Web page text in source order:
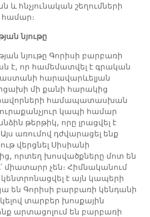
և հնչյունական շեղումների
նյութը
նյութը Գորիսի բարբառի
է, որ համեմատվել է գրական
հարավարևելյան
մի քանի հարակից
համապատասխան
կապի համար
թերթիկ, որը լրացվել է
առումով դժվարացել ենք
վերցնել Սիսիանի
որտեղ խոսվածքները մոտ են
միատարր չեն։ Հիմնականում
կենտրոնացվել է այն կապերի
են Գորիսի բարբառի կենդանի
տարբեր խոսքային
արտացոլում են բարբառի